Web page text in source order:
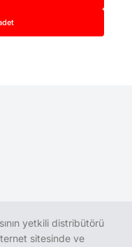
yetkili distribütörü
sitesinde ve